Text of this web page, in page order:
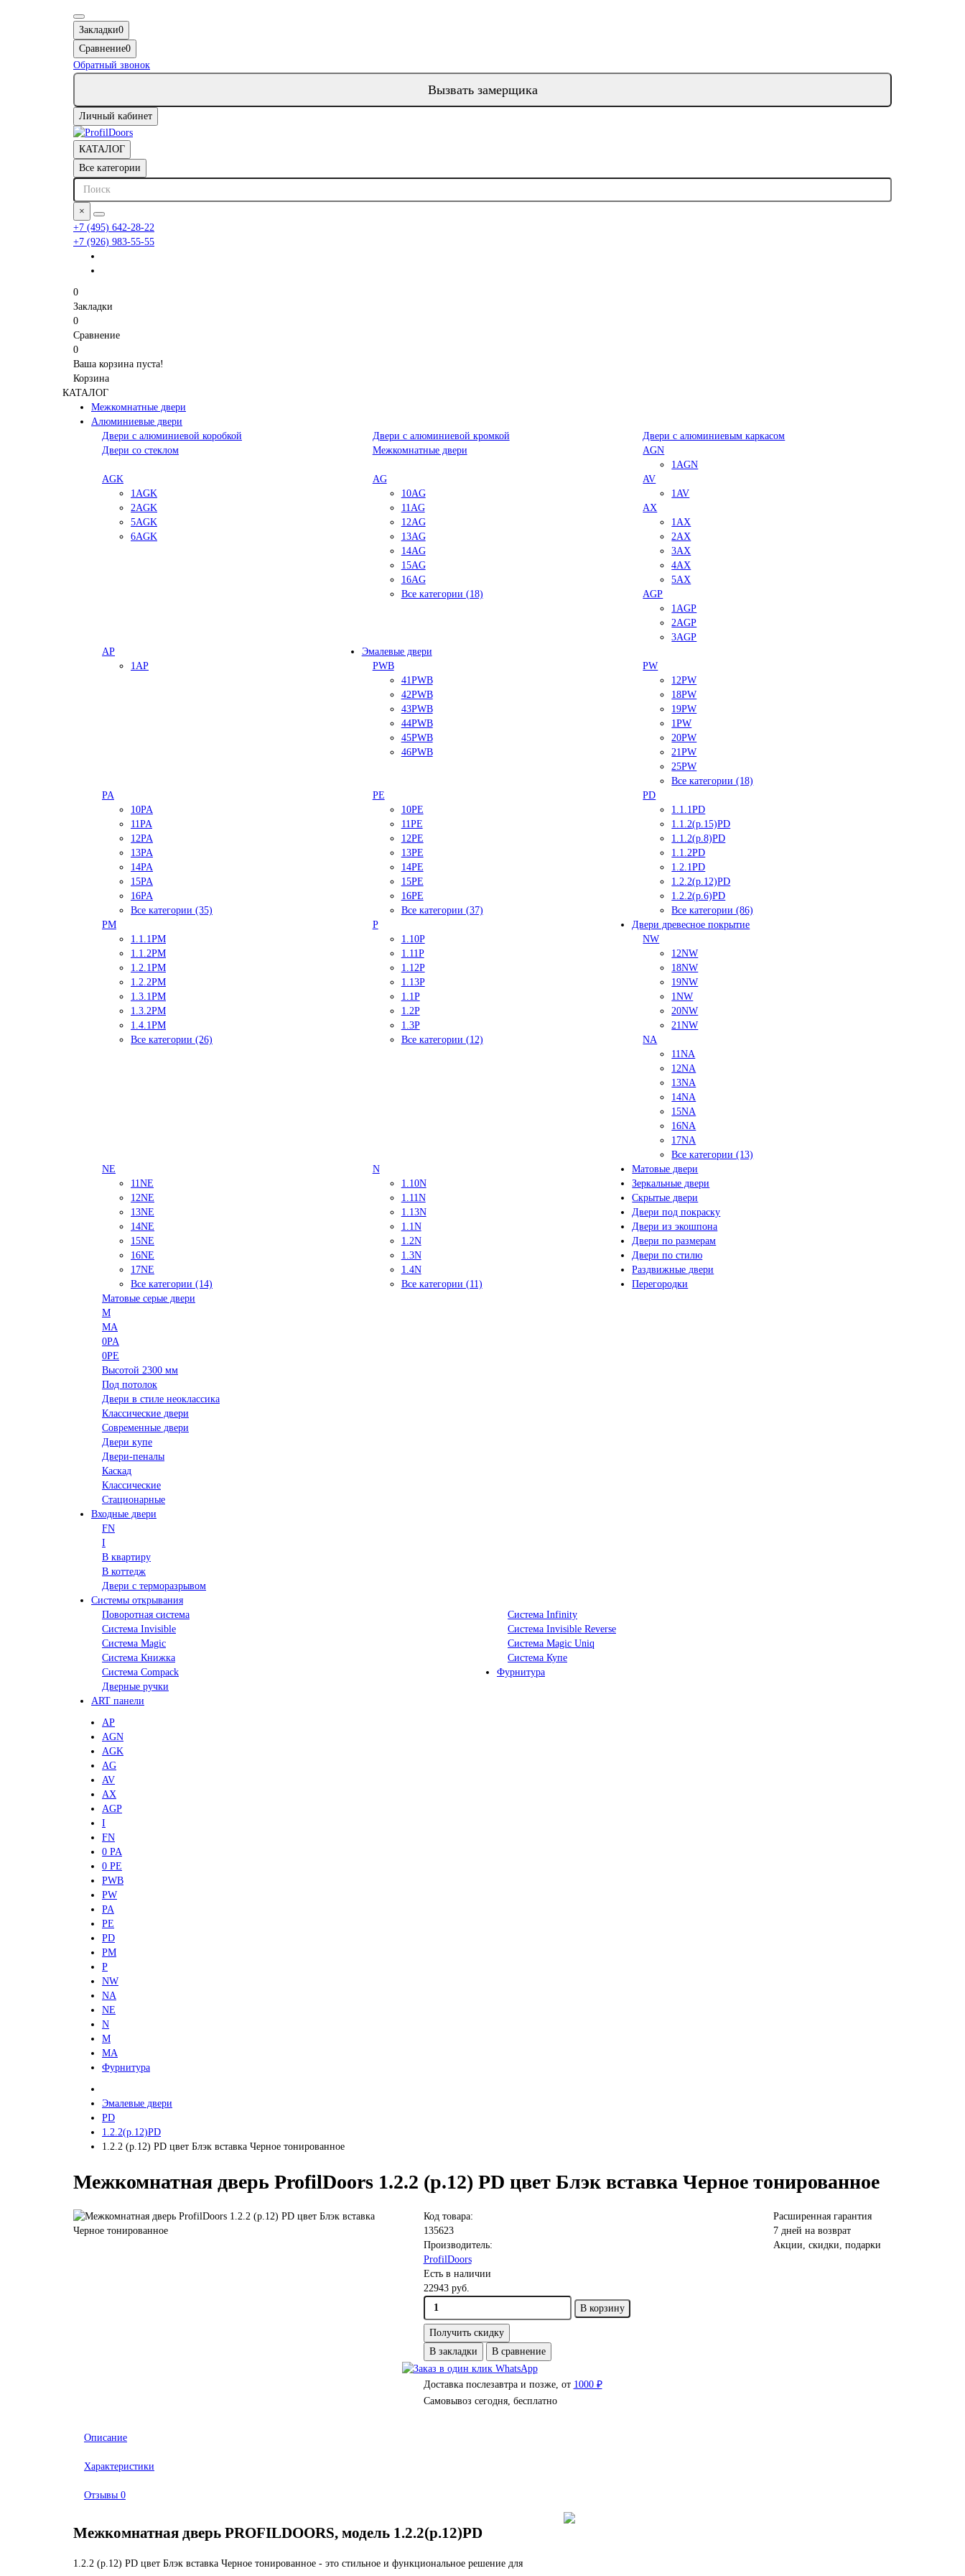
Закладки0
Сравнение0
Обратный звонок
Вызвать замерщика
Личный кабинет
КАТАЛОГ
Все категории
×
+7 (495) 642-28-22
+7 (926) 983-55-55
0
Закладки
0
Сравнение
0
Ваша корзина пуста!
Корзина
КАТАЛОГ
Межкомнатные двери
Алюминиевые двери
Двери с алюминиевой коробкой
Двери с алюминиевой кромкой
Двери с алюминиевым каркасом
Двери со стеклом
Межкомнатные двери
AGN
1AGN
AGK
1AGK
2AGK
5AGK
6AGK
AG
10AG
11AG
12AG
13AG
14AG
15AG
16AG
Все категории (18)
AV
1AV
AX
1AX
2AX
3AX
4AX
5AX
AGP
1AGP
2AGP
3AGP
AP
1AP
Эмалевые двери
PWB
41PWB
42PWB
43PWB
44PWB
45PWB
46PWB
PW
12PW
18PW
19PW
1PW
20PW
21PW
25PW
Все категории (18)
PA
10PA
11PA
12PA
13PA
14PA
15PA
16PA
Все категории (35)
PE
10PE
11PE
12PE
13PE
14PE
15PE
16PE
Все категории (37)
PD
1.1.1PD
1.1.2(р.15)PD
1.1.2(р.8)PD
1.1.2PD
1.2.1PD
1.2.2(р.12)PD
1.2.2(р.6)PD
Все категории (86)
PM
1.1.1PM
1.1.2PM
1.2.1PM
1.2.2PM
1.3.1PM
1.3.2PM
1.4.1PM
Все категории (26)
P
1.10P
1.11P
1.12P
1.13P
1.1P
1.2P
1.3P
Все категории (12)
Двери древесное покрытие
NW
12NW
18NW
19NW
1NW
20NW
21NW
NA
11NA
12NA
13NA
14NA
15NA
16NA
17NA
Все категории (13)
NE
11NE
12NE
13NE
14NE
15NE
16NE
17NE
Все категории (14)
N
1.10N
1.11N
1.13N
1.1N
1.2N
1.3N
1.4N
Все категории (11)
Матовые двери
Матовые серые двери
Зеркальные двери
M
MA
Скрытые двери
0PA
0PE
Двери под покраску
Двери из экошпона
Двери по размерам
Высотой 2300 мм
Под потолок
Двери по стилю
Двери в стиле неоклассика
Классические двери
Современные двери
Раздвижные двери
Двери купе
Двери-пеналы
Перегородки
Каскад
Классические
Стационарные
Входные двери
FN
I
В квартиру
В коттедж
Двери с терморазрывом
Системы открывания
Поворотная система
Система Infinity
Система Invisible
Система Invisible Reverse
Система Magic
Система Magic Uniq
Система Книжка
Система Купе
Система Compack
Фурнитура
Дверные ручки
ART панели
AP
AGN
AGK
AG
AV
AX
AGP
I
FN
0 PA
0 PE
PWB
PW
PA
PE
PD
PM
P
NW
NA
NE
N
M
MA
Фурнитура
Эмалевые двери
PD
1.2.2(р.12)PD
1.2.2 (р.12) PD цвет Блэк вставка Черное тонированное
Межкомнатная дверь ProfilDoors 1.2.2 (р.12) PD цвет Блэк вставка Черное тонированное
Код товара:
135623
Производитель:
ProfilDoors
Есть в наличии
22943 руб.
В корзину
Получить скидку
В закладки
В сравнение
Доставка послезавтра и позже, от 1000 ₽
Самовывоз сегодня, бесплатно
Расширенная гарантия
7 дней на возврат
Акции, скидки, подарки
Описание
Характеристики
Отзывы 0
Межкомнатная дверь PROFILDOORS, модель 1.2.2(р.12)PD
1.2.2 (р.12) PD цвет Блэк вставка Черное тонированное - это стильное и функциональное решение для